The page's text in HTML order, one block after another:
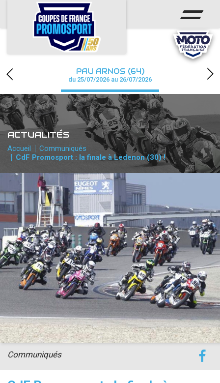
ACCUEIL
ACTUS
CALENDRIER
CHAMPIONNAT
RÉSULTATS
PHOTOS / WEB TV
PARTENAIRES
accéder à la billetterie
PAU ARNOS (64)
du 25/07/2026 au 26/07/2026
ACTUALITÉS
Accueil
Communiqués
CdF Promosport : la finale à Ledenon (30) !
Communiqués